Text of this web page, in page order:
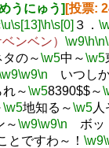
うにゅう] [投票:
\u\s[13]\h\s[0] ３．
ンベン） \w9\h\n
の～\w5中～\w5
\w9\n いつし
～\w58390$$～
\w5地知る～\w5人
～\w9\w9\n ボッ
ですわ～！ \w9